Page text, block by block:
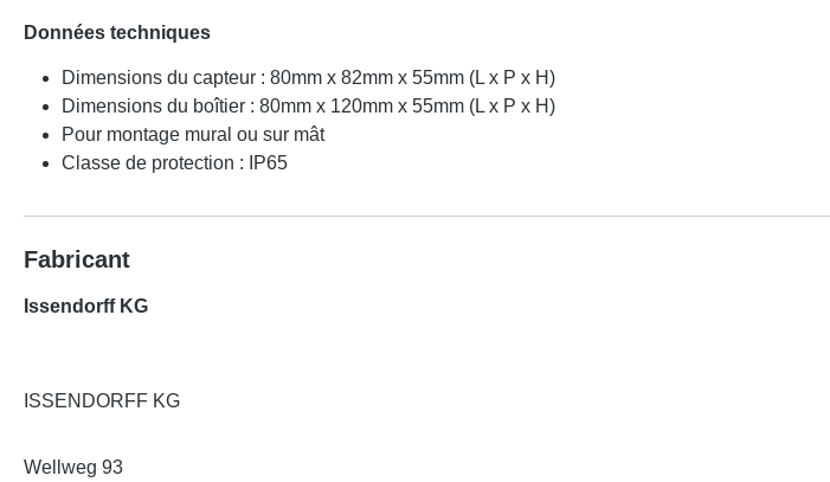
Données techniques
Dimensions du capteur : 80mm x 82mm x 55mm (L x P x H)
Dimensions du boîtier : 80mm x 120mm x 55mm (L x P x H)
Pour montage mural ou sur mât
Classe de protection : IP65
Fabricant
Issendorff KG
ISSENDORFF KG
Wellweg 93